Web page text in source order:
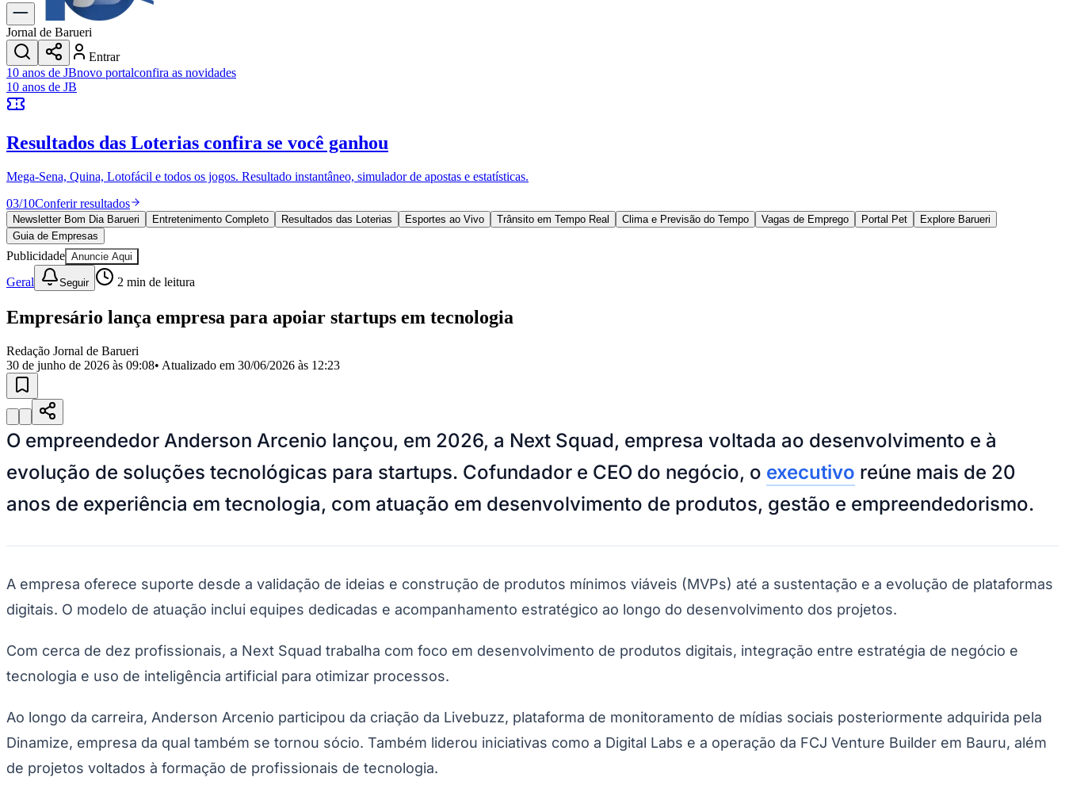
Dia a Dia & Lazer
Transportes
Gastronomia
Cinema & Shows
JogosNovo
Anuncie no Portal
Cadastrar Empresa
Divulgar Vagas Novo
Publicidade Legal
Política
Eleições
Esportes
Saúde
Segurança
Cultura
Obras
Educação
Bairros de Barueri
Selecione sua região
AldeiaAldeia da Serra
MilitarItapeviJandiraJardim AudirJardim BelvalJardim Califórnia Jardim dos AltosJardim dos Camargos Jardim EsperançaJardim GrazielaJardim Iracema Jardim ItaquitiJardim JulioJardim Líbano Jardim Maria
Jardim Maria Helena Jardim Paulista Jardim Reginalice Jardim São Luís Jardim São Pedro Jardim São Silvestre
Aldeinha OsascoParque dos CamargosParque ImperialParque Santa Luzia Parque VianaPirapora do Bom JesusRecanto PhrynéaSantana de Parnaíba SilveiraTamboréVale do SolVila BarrosVila Boa VistaVila do
Conde
Vila Engenho Novo Vila Márcia Vila Nossa Sra. da Escada Vila Porto Votupoca
Para Sua Empresa
Negócios Regionais
Turismo
Parques & Represas
Cidades da Região
Anuncie Regional
Guia de Empresas
Vagas na RegiãoNovo
Jornal de Barueri
Entrar
10 anos de JBnovo portalconfira as novidades
10 anos de JB
Resultados das Loterias confira se você ganhou
Mega-Sena, Quina, Lotofácil e todos os jogos. Resultado instantâneo, simulador de apostas e estatísticas.
03/10Conferir resultados
Newsletter Bom Dia Barueri Entretenimento Completo Resultados das Loterias Esportes ao Vivo Trânsito em Tempo Real Clima e Previsão do Tempo Vagas de Emprego Portal Pet
Explore Barueri
Guia de Empresas
Publicidade Anuncie Aqui
Geral Seguir 2 min de leitura
Empresário lança empresa para apoiar startups em tecnologia
Redação Jornal de Barueri
30 de junho de 2026 às 09:08• Atualizado em 30/06/2026 às 12:23
O empreendedor Anderson Arcenio lançou, em 2026, a Next Squad, empresa voltada ao desenvolvimento e à
evolução de soluções tecnológicas para startups. Cofundador e CEO do negócio, o executivo reúne mais de 20
anos de experiência em tecnologia, com atuação em desenvolvimento de produtos, gestão e empreendedorismo.
A empresa oferece suporte desde a validação de ideias e construção de produtos mínimos viáveis (MVPs) até a sustentação e a evolução de plataformas
digitais. O modelo de atuação inclui equipes dedicadas e acompanhamento estratégico ao longo do desenvolvimento dos projetos.
Com cerca de dez profissionais, a Next Squad trabalha com foco em desenvolvimento de produtos digitais, integração entre estratégia de negócio e
tecnologia e uso de inteligência artificial para otimizar processos.
Ao longo da carreira, Anderson Arcenio participou da criação da Livebuzz, plataforma de monitoramento de mídias sociais posteriormente adquirida pela
Dinamize, empresa da qual também se tornou sócio. Também liderou iniciativas como a Digital Labs e a operação da FCJ Venture Builder em Bauru, além
de projetos voltados à formação de profissionais de tecnologia.